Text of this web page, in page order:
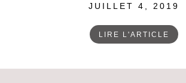
POSTED
JUILLET 4, 2019
LIRE L'ARTICLE